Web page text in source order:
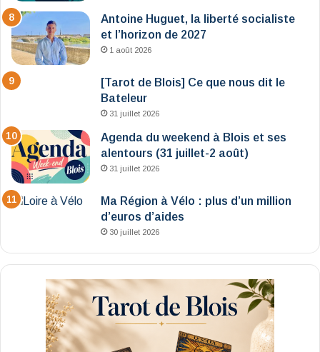
Antoine Huguet, la liberté socialiste
et l’horizon de 2027
1 août 2026
[Tarot de Blois] Ce que nous dit le
Bateleur
31 juillet 2026
Agenda du weekend à Blois et ses
alentours (31 juillet-2 août)
31 juillet 2026
Ma Région à Vélo : plus d’un million
d’euros d’aides
30 juillet 2026